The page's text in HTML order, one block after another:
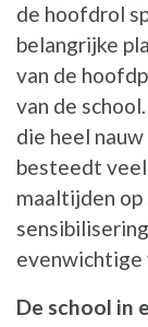
de hoofdrol
belangrijke
van de
van de
die heel
besteedt
maaltijden
evenwichtige
De school in